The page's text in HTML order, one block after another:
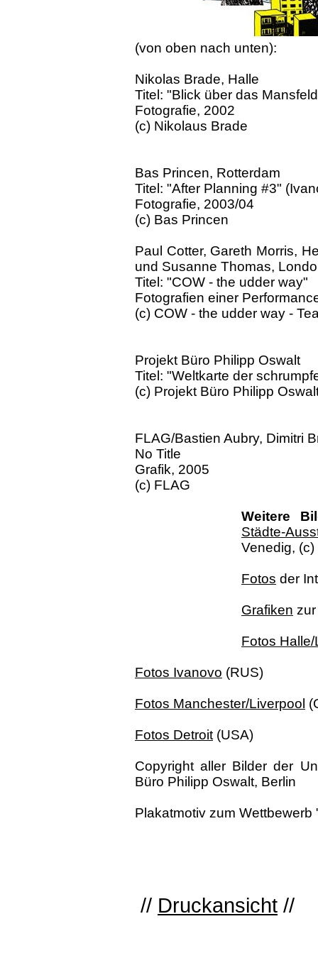
(von oben nach unten):
Nikolas Brade, Halle
Titel: "Blick über das
Fotografie, 2002
(c) Nikolaus Brade
Bas Princen, Rotterdam
Titel: "After Planning #3"
Fotografie, 2003/04
(c) Bas Princen
Paul Cotter, Gareth Morris,
und Susanne Thomas,
Titel: "COW - the udder way"
Fotografien einer
(c) COW - the udder way -
Projekt Büro Philipp Oswalt
Titel: "Weltkarte der
(c) Projekt Büro Philipp
FLAG/Bastien Aubry, Dimitri
No Title
Grafik, 2005
(c) FLAG
Weitere
Städte-
Venedig,
Fotos der
Grafiken
Fotos
Fotos Ivanovo (RUS)
Fotos Manchester/Liverpool
Fotos Detroit (USA)
Copyright aller Bilder der
Büro Philipp Oswalt, Berlin
Plakatmotiv zum
// Druckansicht //